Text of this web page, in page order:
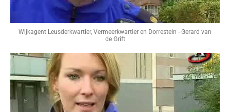
Wijkagent Leusderkwartier, Vermeerkwartier en Dorrestein - Gerard van
de Grift